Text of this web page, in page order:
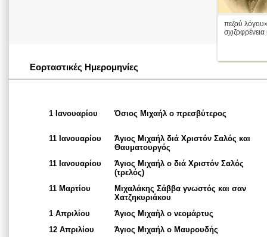
πεζού
Εορταστικές Ημερομηνίες
1 Ιανουαρίου Όσιος Μιχαήλ ο πρεσβύτερος
11 Ιανουαρίου
Άγιος Μιχαήλ διά Χριστόν Σαλός και
Θαυματουργός
11 Ιανουαρίου
Άγιος Μιχαήλ ο διά Χριστόν Σαλός
(τρελός)
11 Μαρτίου
Μιχαλάκης Σάββα γνωστός και σαν
Χατζηκυριάκου
1 Απριλίου
Άγιος Μιχαὴλ ο νεομάρτυς
12 Απριλίου
Άγιος Μιχαήλ ο Μαυρουδής